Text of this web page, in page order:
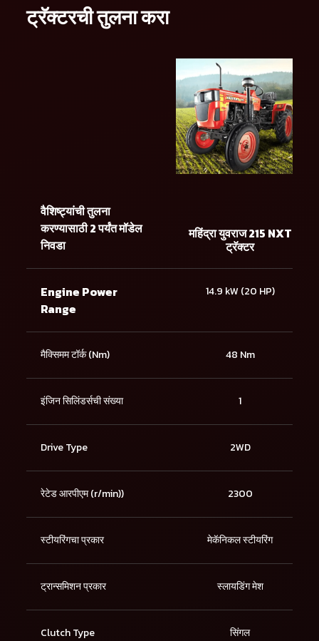
ट्रॅक्टरची तुलना करा
वैशिष्ट्यांची तुलना
करण्यासाठी 2 पर्यंत मॉडेल
निवडा
महिंद्रा युवराज 215 NXT
ट्रॅक्टर
Engine Power
Range
14.9 kW (20 HP)
मैक्सिमम टॉर्क (Nm) 48 Nm
इंजिन सिलिंडर्सची संख्या 1
Drive Type 2WD
रेटेड आरपीएम (r/min)) 2300
स्टीयरिंगचा प्रकार मेकॅनिकल स्टीयरिंग
ट्रान्समिशन प्रकार स्लायडिंग मेश
Clutch Type सिंगल